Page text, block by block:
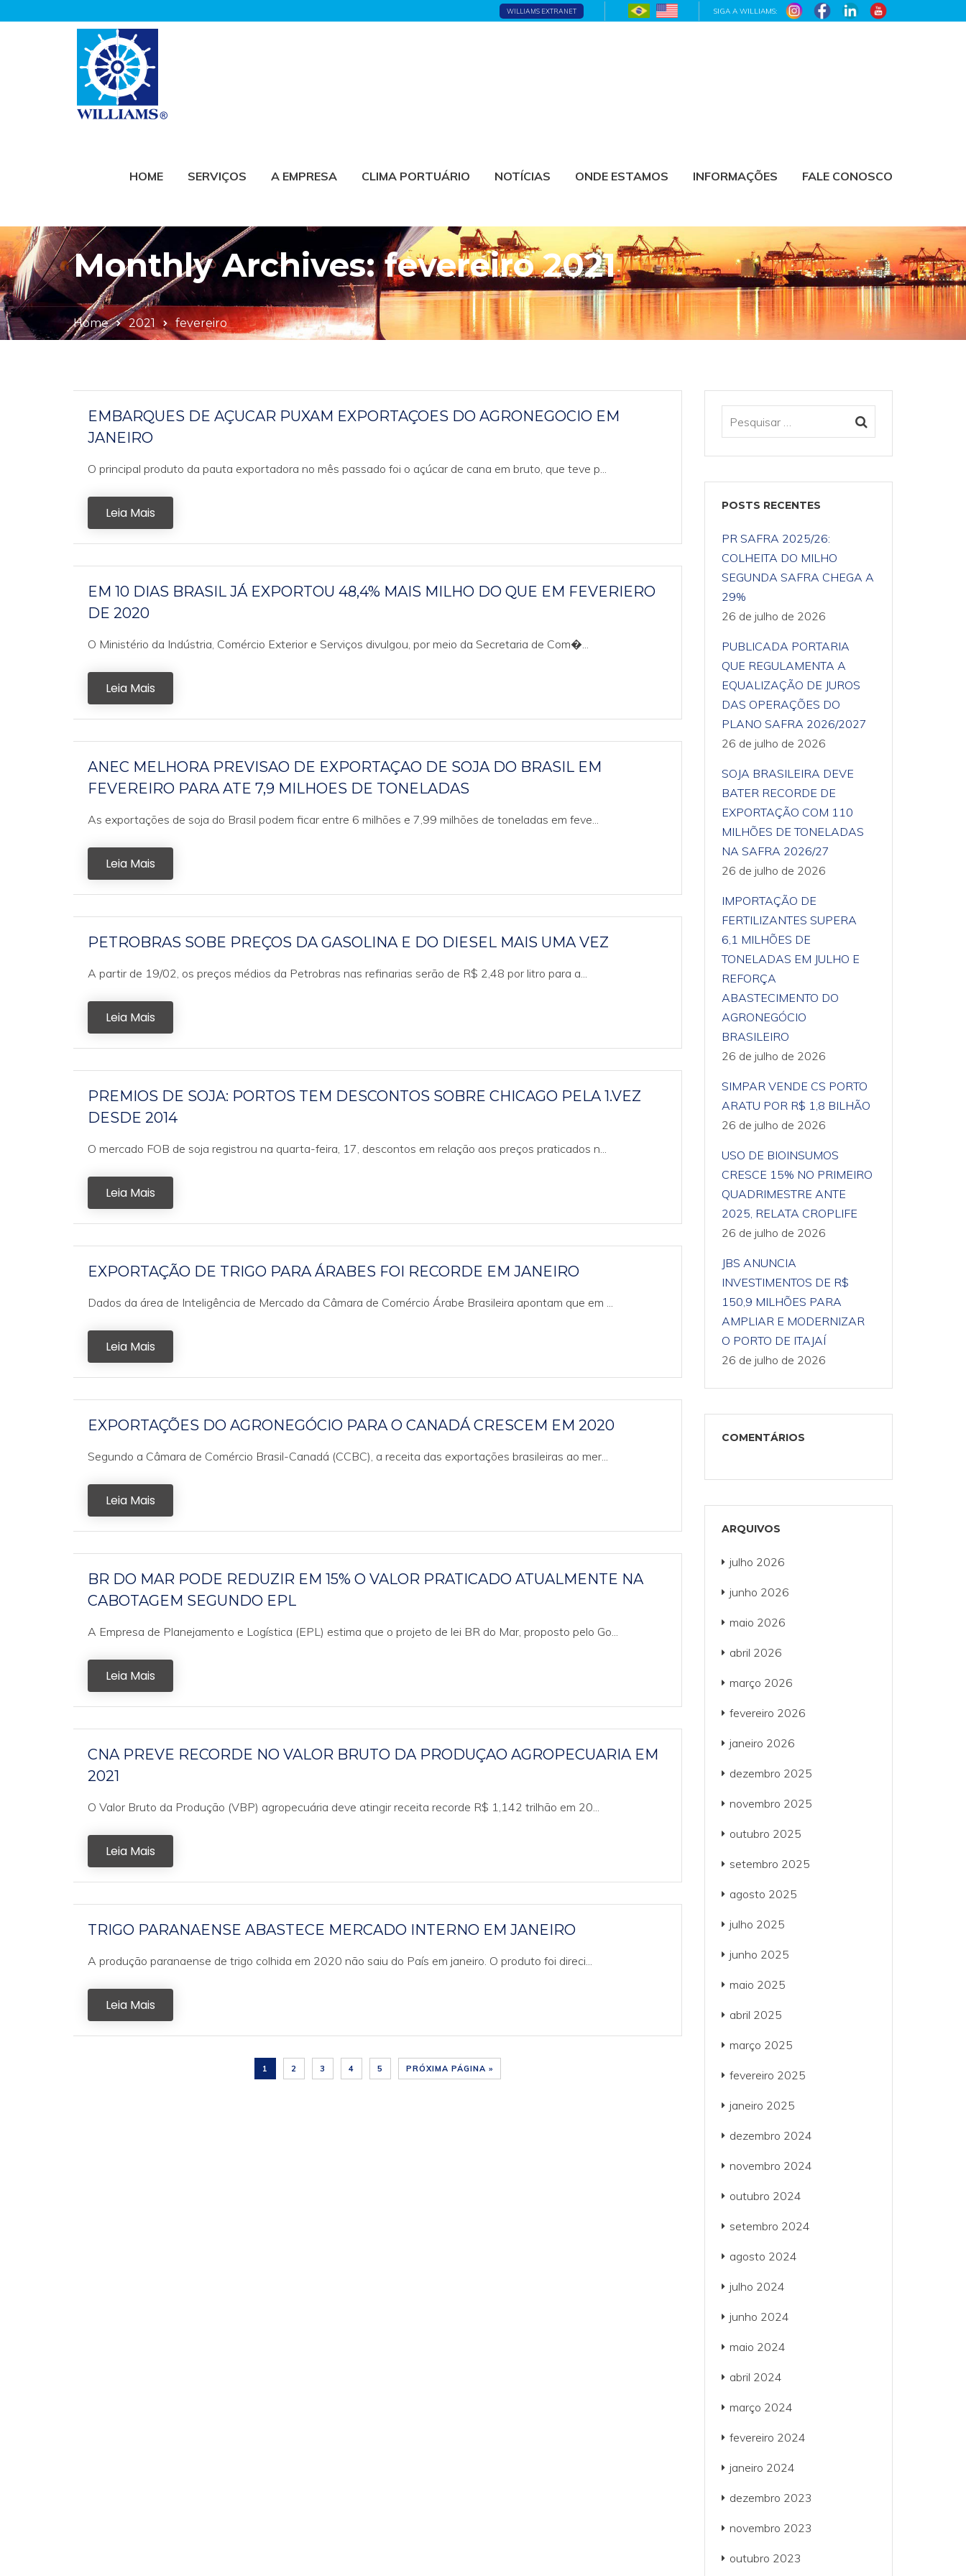
WILLIAMS EXTRANET SIGA A WILLIAMS:
HOME SERVIÇOS A EMPRESA CLIMA PORTUÁRIO NOTÍCIAS ONDE ESTAMOS INFORMAÇÕES FALE CONOSCO
Monthly Archives: fevereiro 2021
Home 2021 fevereiro
EMBARQUES DE AÇUCAR PUXAM EXPORTAÇOES DO AGRONEGOCIO EM
JANEIRO
O principal produto da pauta exportadora no mês passado foi o açúcar de cana em bruto, que teve p...
Leia Mais
EM 10 DIAS BRASIL JÁ EXPORTOU 48,4% MAIS MILHO DO QUE EM FEVERIERO
DE 2020
O Ministério da Indústria, Comércio Exterior e Serviços divulgou, por meio da Secretaria de Com�...
Leia Mais
ANEC MELHORA PREVISAO DE EXPORTAÇAO DE SOJA DO BRASIL EM
FEVEREIRO PARA ATE 7,9 MILHOES DE TONELADAS
As exportações de soja do Brasil podem ficar entre 6 milhões e 7,99 milhões de toneladas em feve...
Leia Mais
PETROBRAS SOBE PREÇOS DA GASOLINA E DO DIESEL MAIS UMA VEZ
A partir de 19/02, os preços médios da Petrobras nas refinarias serão de R$ 2,48 por litro para a...
Leia Mais
PREMIOS DE SOJA: PORTOS TEM DESCONTOS SOBRE CHICAGO PELA 1.VEZ
DESDE 2014
O mercado FOB de soja registrou na quarta-feira, 17, descontos em relação aos preços praticados n...
Leia Mais
EXPORTAÇÃO DE TRIGO PARA ÁRABES FOI RECORDE EM JANEIRO
Dados da área de Inteligência de Mercado da Câmara de Comércio Árabe Brasileira apontam que em ...
Leia Mais
EXPORTAÇÕES DO AGRONEGÓCIO PARA O CANADÁ CRESCEM EM 2020
Segundo a Câmara de Comércio Brasil-Canadá (CCBC), a receita das exportações brasileiras ao mer...
Leia Mais
BR DO MAR PODE REDUZIR EM 15% O VALOR PRATICADO ATUALMENTE NA
CABOTAGEM SEGUNDO EPL
A Empresa de Planejamento e Logística (EPL) estima que o projeto de lei BR do Mar, proposto pelo Go...
Leia Mais
CNA PREVE RECORDE NO VALOR BRUTO DA PRODUÇAO AGROPECUARIA EM
2021
O Valor Bruto da Produção (VBP) agropecuária deve atingir receita recorde R$ 1,142 trilhão em 20...
Leia Mais
TRIGO PARANAENSE ABASTECE MERCADO INTERNO EM JANEIRO
A produção paranaense de trigo colhida em 2020 não saiu do País em janeiro. O produto foi direci...
Leia Mais
1 2 3 4 5 PRÓXIMA PÁGINA »
POSTS RECENTES
PR SAFRA 2025/26:
COLHEITA DO MILHO
SEGUNDA SAFRA CHEGA A
29%
26 de julho de 2026
PUBLICADA PORTARIA
QUE REGULAMENTA A
EQUALIZAÇÃO DE JUROS
DAS OPERAÇÕES DO
PLANO SAFRA 2026/2027
26 de julho de 2026
SOJA BRASILEIRA DEVE
BATER RECORDE DE
EXPORTAÇÃO COM 110
MILHÕES DE TONELADAS
NA SAFRA 2026/27
26 de julho de 2026
IMPORTAÇÃO DE
FERTILIZANTES SUPERA
6,1 MILHÕES DE
TONELADAS EM JULHO E
REFORÇA
ABASTECIMENTO DO
AGRONEGÓCIO
BRASILEIRO
26 de julho de 2026
SIMPAR VENDE CS PORTO
ARATU POR R$ 1,8 BILHÃO
26 de julho de 2026
USO DE BIOINSUMOS
CRESCE 15% NO PRIMEIRO
QUADRIMESTRE ANTE
2025, RELATA CROPLIFE
26 de julho de 2026
JBS ANUNCIA
INVESTIMENTOS DE R$
150,9 MILHÕES PARA
AMPLIAR E MODERNIZAR
O PORTO DE ITAJAÍ
26 de julho de 2026
COMENTÁRIOS
ARQUIVOS
julho 2026
junho 2026
maio 2026
abril 2026
março 2026
fevereiro 2026
janeiro 2026
dezembro 2025
novembro 2025
outubro 2025
setembro 2025
agosto 2025
julho 2025
junho 2025
maio 2025
abril 2025
março 2025
fevereiro 2025
janeiro 2025
dezembro 2024
novembro 2024
outubro 2024
setembro 2024
agosto 2024
julho 2024
junho 2024
maio 2024
abril 2024
março 2024
fevereiro 2024
janeiro 2024
dezembro 2023
novembro 2023
outubro 2023